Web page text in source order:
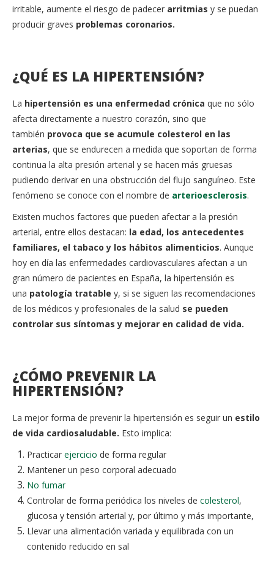
irritable, aumente el riesgo de padecer arritmias y se puedan
producir graves problemas coronarios.
¿QUÉ ES LA HIPERTENSIÓN?
La hipertensión es una enfermedad crónica que no sólo
afecta directamente a nuestro corazón, sino que
también provoca que se acumule colesterol en las
arterias, que se endurecen a medida que soportan de forma
continua la alta presión arterial y se hacen más gruesas
pudiendo derivar en una obstrucción del flujo sanguíneo. Este
fenómeno se conoce con el nombre de arterioesclerosis.
Existen muchos factores que pueden afectar a la presión
arterial, entre ellos destacan: la edad, los antecedentes
familiares, el tabaco y los hábitos alimenticios. Aunque
hoy en día las enfermedades cardiovasculares afectan a un
gran número de pacientes en España, la hipertensión es
una patología tratable y, si se siguen las recomendaciones
de los médicos y profesionales de la salud se pueden
controlar sus síntomas y mejorar en calidad de vida.
¿CÓMO PREVENIR LA
HIPERTENSIÓN?
La mejor forma de prevenir la hipertensión es seguir un estilo
de vida cardiosaludable. Esto implica:
Practicar ejercicio de forma regular
Mantener un peso corporal adecuado
No fumar
Controlar de forma periódica los niveles de colesterol,
glucosa y tensión arterial y, por último y más importante,
Llevar una alimentación variada y equilibrada con un
contenido reducido en sal